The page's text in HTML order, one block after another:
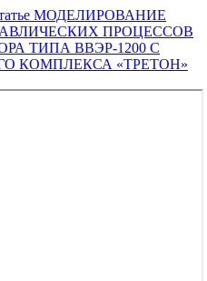
МОДЕЛИРОВАНИЕ
ПРОЦЕССОВ
ТИПА ВВЭР-1200 С
КОМПЛЕКСА «ТРЕТОН»